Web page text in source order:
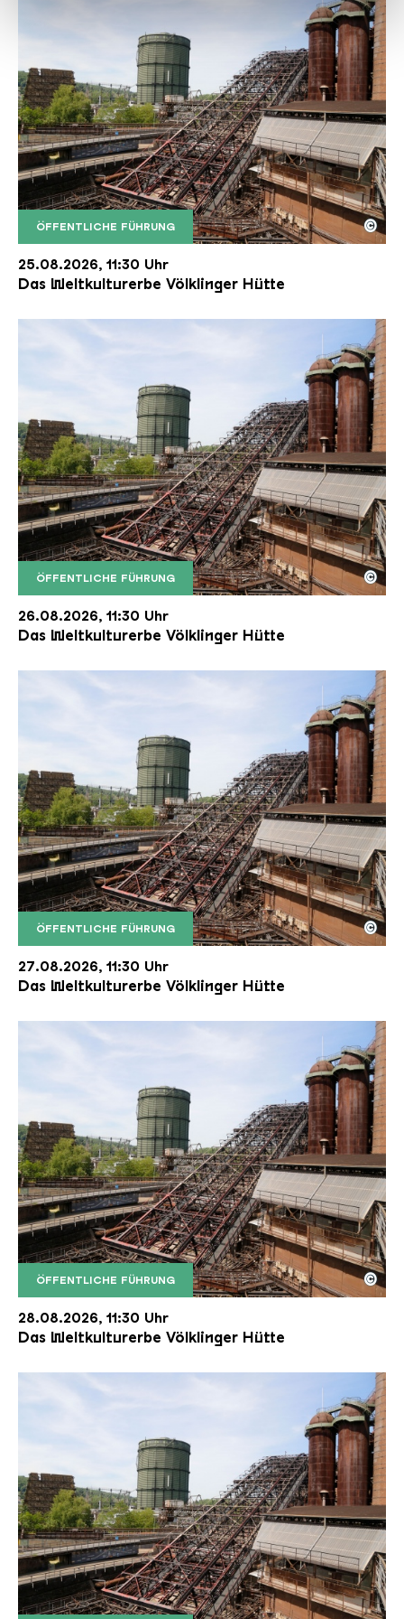
ÖFFENTLICHE FÜHRUNG
Der Erzschrägaufzug der Völklinger Hütte mit
Copyright: Weltkulturerbe Völklinger Hütte | Karl
©
25.08.2026, 11:30 Uhr
Das Weltkulturerbe Völklinger Hütte
ÖFFENTLICHE FÜHRUNG
Der Erzschrägaufzug der Völklinger Hütte mit
Copyright: Weltkulturerbe Völklinger Hütte | Karl
©
26.08.2026, 11:30 Uhr
Das Weltkulturerbe Völklinger Hütte
ÖFFENTLICHE FÜHRUNG
Der Erzschrägaufzug der Völklinger Hütte mit
Copyright: Weltkulturerbe Völklinger Hütte | Karl
©
27.08.2026, 11:30 Uhr
Das Weltkulturerbe Völklinger Hütte
ÖFFENTLICHE FÜHRUNG
Der Erzschrägaufzug der Völklinger Hütte mit
Copyright: Weltkulturerbe Völklinger Hütte | Karl
©
28.08.2026, 11:30 Uhr
Das Weltkulturerbe Völklinger Hütte